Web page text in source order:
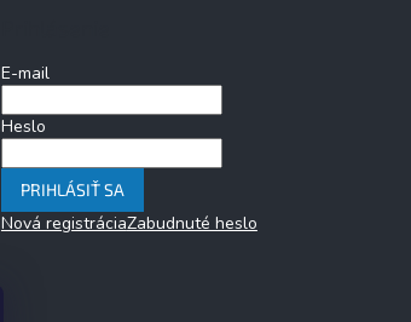
E-mail
Heslo
PRIHLÁSIŤ SA
Nová registráciaZabudnuté heslo